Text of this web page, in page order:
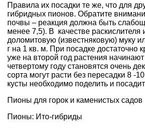
Правила их посадки те же, что для
гибридных пионов. Обратите
почвы – реакция должна быть
менее 7,5). В качестве раскислителя
доломитовую (известняковую) муку
г на 1 кв. м. При посадке достаточно
уже на второй год растения начинают
четвертому году становятся очень
сорта могут расти без пересадки 8 -
кусты необходимо поделить и
Пионы для горок и каменистых садов
Пионы: Ито-гибриды